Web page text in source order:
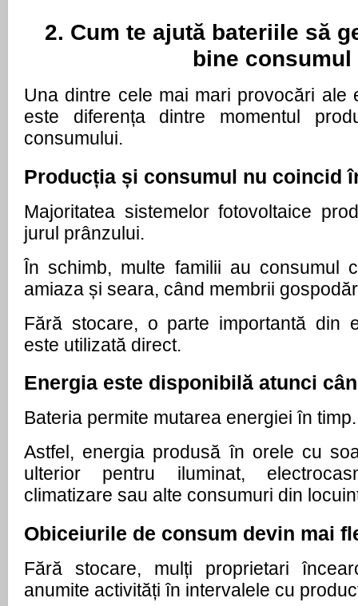
2. Cum te ajută bateriile să
bine consumul
Una dintre cele mai mari provocări ale
este diferența dintre momentul
consumului.
Producția și consumul nu coincid
Majoritatea sistemelor fotovoltaice
jurul prânzului.
În schimb, multe familii au consumul
amiaza și seara, când membrii
Fără stocare, o parte importantă din
este utilizată direct.
Energia este disponibilă atunci
Bateria permite mutarea energiei în timp.
Astfel, energia produsă în orele cu
ulterior pentru iluminat,
climatizare sau alte consumuri din
Obiceiurile de consum devin mai
Fără stocare, mulți proprietari
anumite activități în intervalele cu